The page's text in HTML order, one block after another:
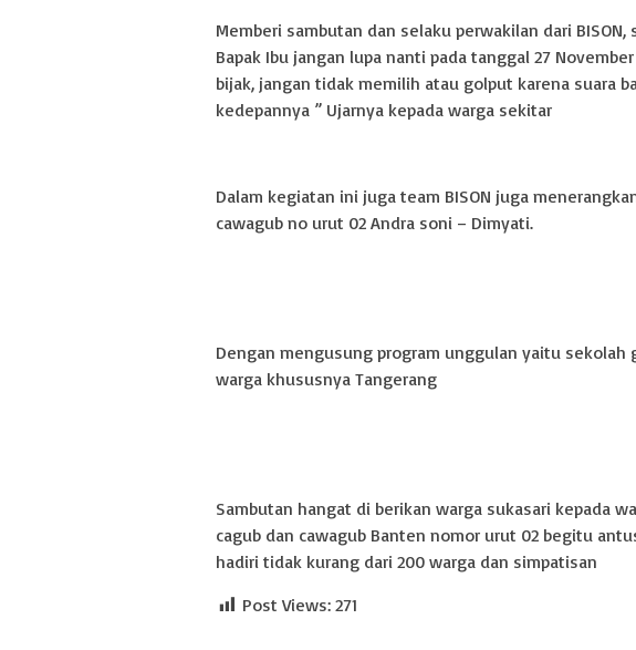
Memberi sambutan dan selaku perwakilan dari BISON,
Bapak Ibu jangan lupa nanti pada tanggal 27
bijak, jangan tidak memilih atau golput karena suara
kedepannya ” Ujarnya kepada warga sekitar
Dalam kegiatan ini juga team BISON juga
cawagub no urut 02 Andra soni – Dimyati.
Dengan mengusung program unggulan yaitu
warga khususnya Tangerang
Sambutan hangat di berikan warga sukasari kepada
cagub dan cawagub Banten nomor urut 02 begitu
hadiri tidak kurang dari 200 warga dan simpatisan
Post Views: 271